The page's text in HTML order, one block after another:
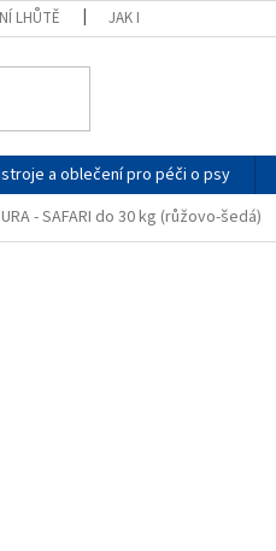
LHŮTĚ JAK NAKUPOVAT
a oblečení pro péči o psy
- SAFARI do 30 kg (růžovo-šedá)